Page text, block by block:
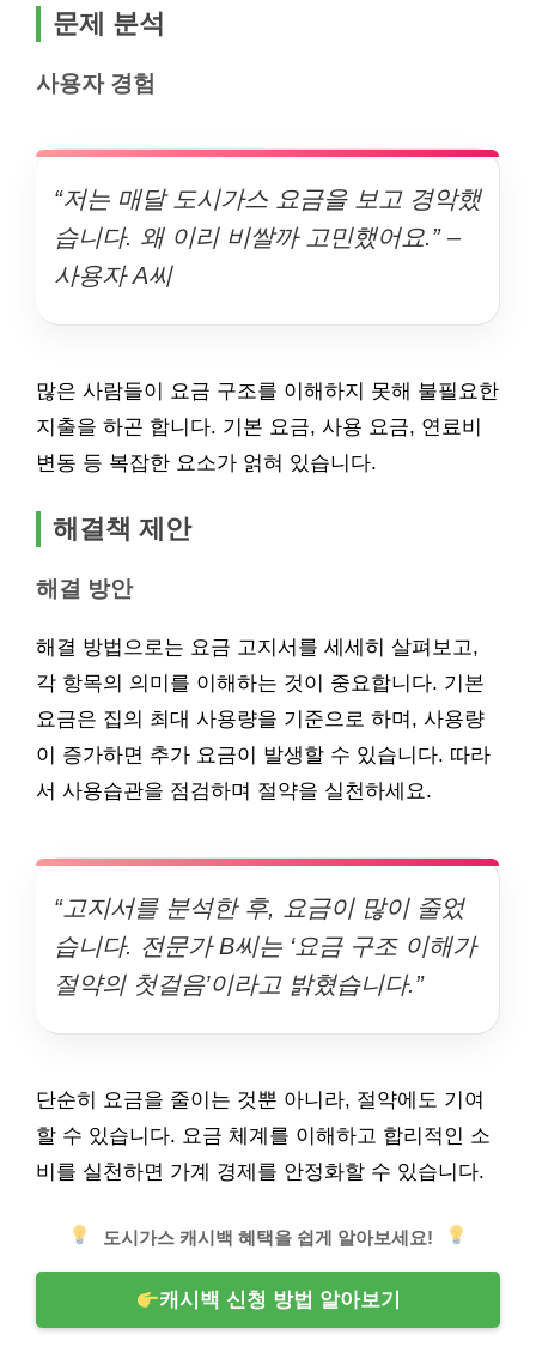
문제 분석
사용자 경험
“저는 매달 도시가스 요금을 보고 경악했
습니다. 왜 이리 비쌀까 고민했어요.” –
사용자 A씨
많은 사람들이 요금 구조를 이해하지 못해 불필요한
지출을 하곤 합니다. 기본 요금, 사용 요금, 연료비
변동 등 복잡한 요소가 얽혀 있습니다.
해결책 제안
해결 방안
해결 방법으로는 요금 고지서를 세세히 살펴보고,
각 항목의 의미를 이해하는 것이 중요합니다. 기본
요금은 집의 최대 사용량을 기준으로 하며, 사용량
이 증가하면 추가 요금이 발생할 수 있습니다. 따라
서 사용습관을 점검하며 절약을 실천하세요.
“고지서를 분석한 후, 요금이 많이 줄었
습니다. 전문가 B씨는 ‘요금 구조 이해가
절약의 첫걸음’이라고 밝혔습니다.”
단순히 요금을 줄이는 것뿐 아니라, 절약에도 기여
할 수 있습니다. 요금 체계를 이해하고 합리적인 소
비를 실천하면 가계 경제를 안정화할 수 있습니다.
도시가스 캐시백 혜택을 쉽게 알아보세요!
캐시백 신청 방법 알아보기